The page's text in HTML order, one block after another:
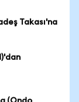
Takası'na